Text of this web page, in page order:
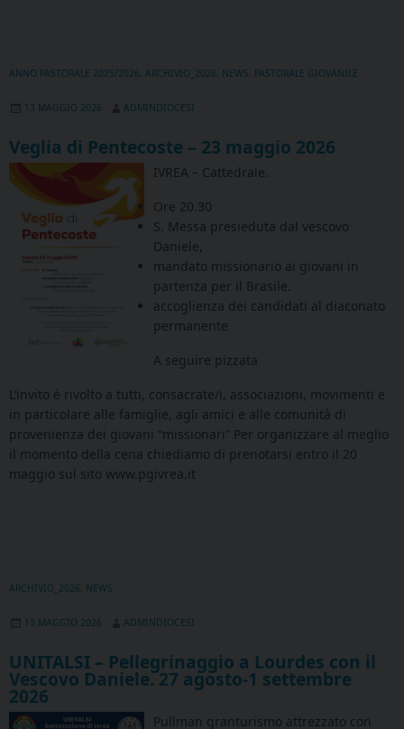
ANNO PASTORALE 2025/2026 ARCHIVIO_2026 NEWS PASTORALE GIOVANILE
13 MAGGIO 2026 ADMINDIOCESI
Veglia di Pentecoste – 23 maggio 2026
IVREA – Cattedrale.
Ore 20.30
S. Messa presieduta dal vescovo
Daniele,
mandato missionario ai giovani in
partenza per il Brasile.
accoglienza dei candidati al diaconato
permanente
A seguire pizzata
L’invito è rivolto a tutti, consacrate/i, associazioni, movimenti e
in particolare alle famiglie, agli amici e alle comunità di
provenienza dei giovani “missionari” Per organizzare al meglio
il momento della cena chiediamo di prenotarsi entro il 20
maggio sul sito www.pgivrea.it
ARCHIVIO_2026 NEWS
13 MAGGIO 2026 ADMINDIOCESI
UNITALSI – Pellegrinaggio a Lourdes con il
Vescovo Daniele. 27 agosto-1 settembre
2026
Pullman granturismo attrezzato con